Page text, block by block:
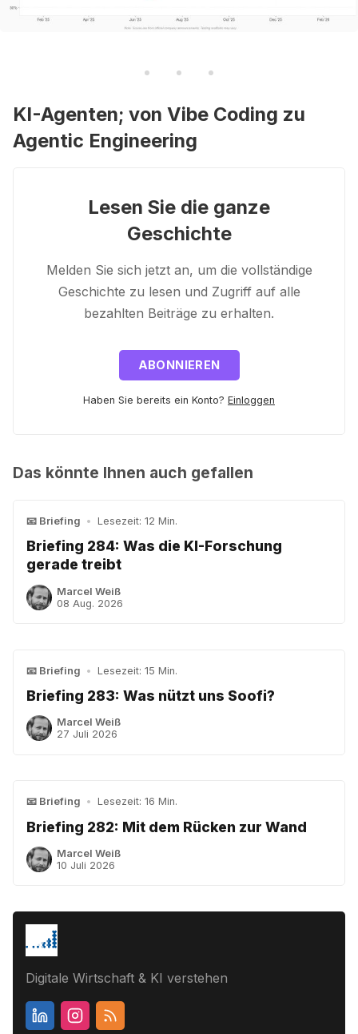
KI-Agenten; von Vibe Coding zu
Agentic Engineering
Lesen Sie die ganze
Geschichte
Melden Sie sich jetzt an, um die vollständige
Geschichte zu lesen und Zugriff auf alle
bezahlten Beiträge zu erhalten.
ABONNIEREN
Haben Sie bereits ein Konto? Einloggen
Das könnte Ihnen auch gefallen
📧 Briefing • Lesezeit: 12 Min.
Briefing 284: Was die KI-Forschung
gerade treibt
Marcel Weiß
08 Aug. 2026
📧 Briefing • Lesezeit: 15 Min.
Briefing 283: Was nützt uns Soofi?
Marcel Weiß
27 Juli 2026
📧 Briefing • Lesezeit: 16 Min.
Briefing 282: Mit dem Rücken zur Wand
Marcel Weiß
10 Juli 2026
Digitale Wirtschaft & KI verstehen